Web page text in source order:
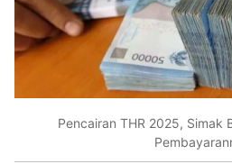
Pencairan THR 2025, Simak